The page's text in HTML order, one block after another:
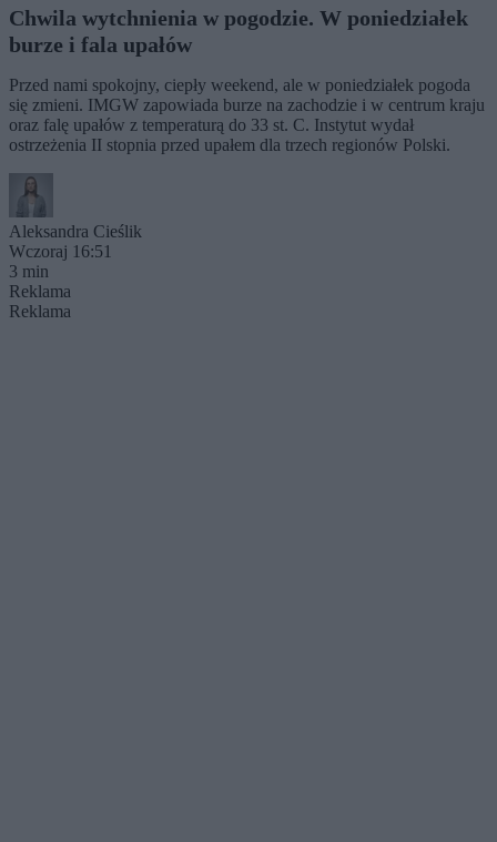
Chwila wytchnienia w pogodzie. W poniedziałek
burze i fala upałów
Przed nami spokojny, ciepły weekend, ale w poniedziałek pogoda
się zmieni. IMGW zapowiada burze na zachodzie i w centrum kraju
oraz falę upałów z temperaturą do 33 st. C. Instytut wydał
ostrzeżenia II stopnia przed upałem dla trzech regionów Polski.
Aleksandra Cieślik
Wczoraj 16:51
3 min
Reklama
Reklama